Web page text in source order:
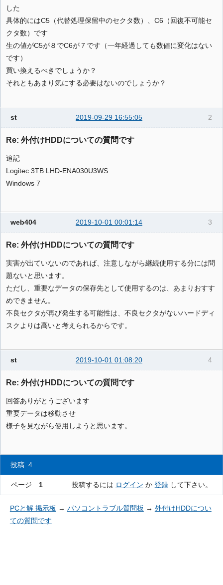
した
具体的にはC5（代替処理保留中のセクタ数）、C6（回復不可能セ
クタ数）です
生の値がC5が８でC6が７です（一年経過しても数値に変化はない
です）
買い換えるべきでしょうか？
それともあまり気にする必要はないのでしょうか？
2
st 2019-09-29 16:55:05
Re: 外付けHDDについての質問です
追記
Logitec 3TB LHD-ENA030U3WS
Windows 7
3
web404 2019-10-01 00:01:14
Re: 外付けHDDについての質問です
実害が出ていないのであれば、注意しながら継続使用する分には問
題ないと思います。
ただし、重要なデータの保存先として使用するのは、あまりおすす
めできません。
不良セクタが再び発生する可能性は、不良セクタがないハードディ
スクよりは高いと考えられるからです。
4
st 2019-10-01 01:08:20
Re: 外付けHDDについての質問です
回答ありがとうございます
重要データは移動させ
様子を見ながら使用しようと思います。
投稿: 4
ページ 1 投稿するには ログイン か 登録 して下さい。
PCと解 掲示板 → パソコントラブル質問板 → 外付けHDDについ
ての質問です